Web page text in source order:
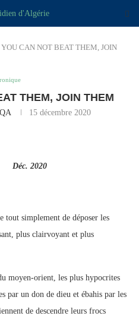
YOU CAN NOT BEAT THEM, JOIN
THEM, JOIN THEM
15 décembre 2020
2020
tout simplement de déposer les
plus clairvoyant et plus
moyen-orient, les plus hypocrites
par un don de dieu et ébahis par les
de descendre leurs frocs